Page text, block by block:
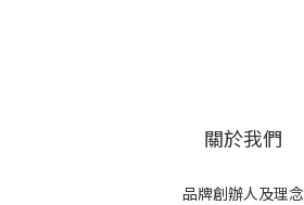
關於我們
品牌創辦人及理念